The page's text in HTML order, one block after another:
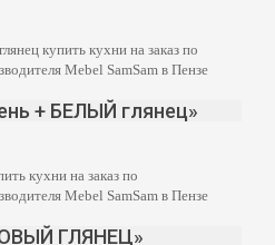
+ БЕЛЫЙ глянец»
ГЛЯНЕЦ»